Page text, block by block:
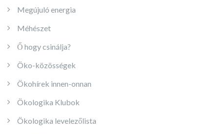
Megújuló energia
Méhészet
Ő hogy csinálja?
Öko-közösségek
Ökohírek innen-onnan
Ökologika Klubok
Ökologika levelezőlista